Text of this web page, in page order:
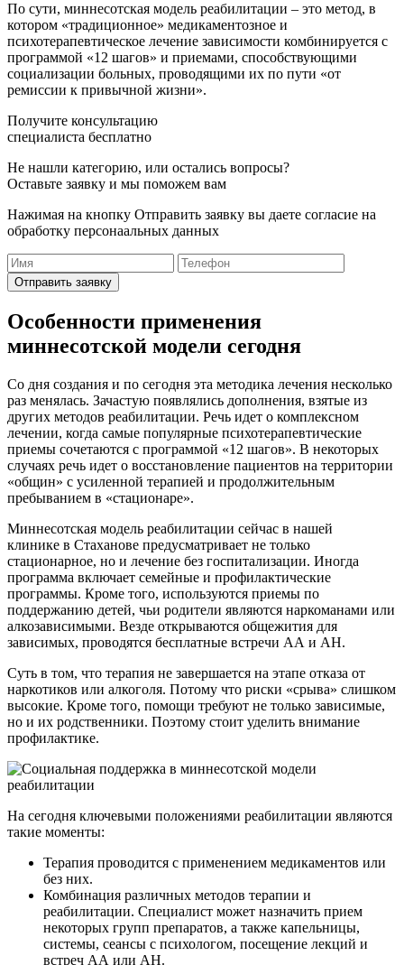
По сути, миннесотская модель реабилитации – это метод, в
котором «традиционное» медикаментозное и
психотерапевтическое лечение зависимости комбинируется с
программой «12 шагов» и приемами, способствующими
социализации больных, проводящими их по пути «от
ремиссии к привычной жизни».
Получите консультацию
специалиста бесплатно
Не нашли категорию, или остались вопросы?
Оставьте заявку и мы поможем вам
Нажимая на кнопку Отправить заявку вы даете согласие на
обработку персонаальных данных
Отправить заявку
Особенности применения
миннесотской модели сегодня
Со дня создания и по сегодня эта методика лечения несколько
раз менялась. Зачастую появлялись дополнения, взятые из
других методов реабилитации. Речь идет о комплексном
лечении, когда самые популярные психотерапевтические
приемы сочетаются с программой «12 шагов». В некоторых
случаях речь идет о восстановление пациентов на территории
«общин» с усиленной терапией и продолжительным
пребыванием в «стационаре».
Миннесотская модель реабилитации сейчас в нашей
клинике в Стаханове предусматривает не только
стационарное, но и лечение без госпитализации. Иногда
программа включает семейные и профилактические
программы. Кроме того, используются приемы по
поддержанию детей, чьи родители являются наркоманами или
алкозависимыми. Везде открываются общежития для
зависимых, проводятся бесплатные встречи АА и АН.
Суть в том, что терапия не завершается на этапе отказа от
наркотиков или алкоголя. Потому что риски «срыва» слишком
высокие. Кроме того, помощи требуют не только зависимые,
но и их родственники. Поэтому стоит уделить внимание
профилактике.
На сегодня ключевыми положениями реабилитации являются
такие моменты:
Терапия проводится с применением медикаментов или
без них.
Комбинация различных методов терапии и
реабилитации. Специалист может назначить прием
некоторых групп препаратов, а также капельницы,
системы, сеансы с психологом, посещение лекций и
встреч АА или АН.